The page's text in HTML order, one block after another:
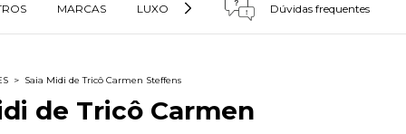
MARCAS LUXO RETIRADAS E DEVOLUÇÕES
Dúvidas frequentes
> Saia Midi de Tricô Carmen Steffens
de Tricô Carmen